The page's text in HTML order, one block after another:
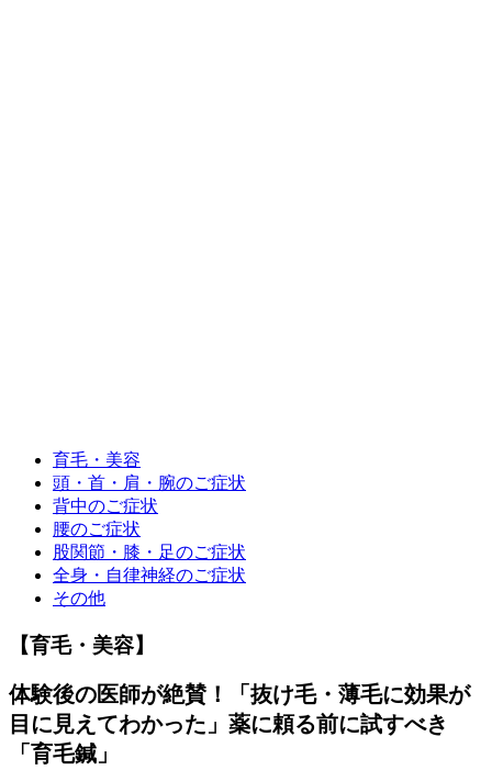
育毛・美容
頭・首・肩・腕のご症状
背中のご症状
腰のご症状
股関節・膝・足のご症状
全身・自律神経のご症状
その他
【育毛・美容】
体験後の医師が絶賛！「抜け毛・薄毛に効果が
目に見えてわかった」薬に頼る前に試すべき
「育毛鍼」